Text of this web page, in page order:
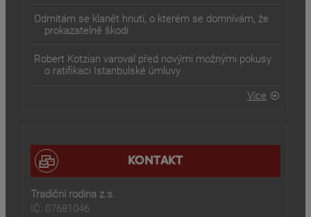
Odmítám se klanět hnutí, o kterém se domnívám, že
prokazatelně škodí
Robert Kotzian varoval před novými možnými pokusy
o ratifikaci Istanbulské úmluvy
Více
KONTAKT
Tradiční rodina z.s.
IČ: 07681046